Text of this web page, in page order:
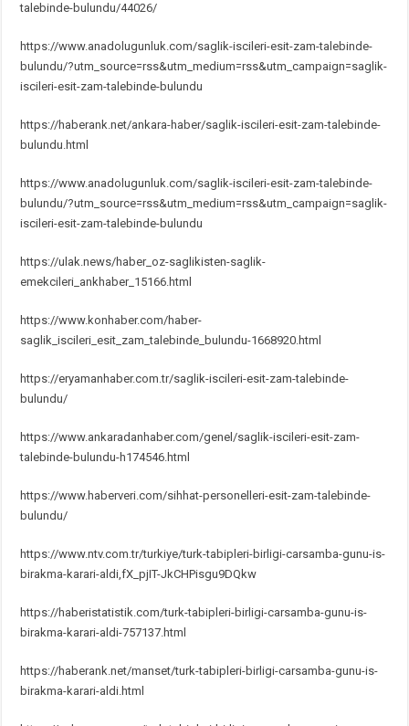
talebinde-bulundu/44026/
https://www.anadolugunluk.com/saglik-iscileri-esit-zam-talebinde-
bulundu/?utm_source=rss&utm_medium=rss&utm_campaign=saglik-
iscileri-esit-zam-talebinde-bulundu
https://haberank.net/ankara-haber/saglik-iscileri-esit-zam-talebinde-
bulundu.html
https://www.anadolugunluk.com/saglik-iscileri-esit-zam-talebinde-
bulundu/?utm_source=rss&utm_medium=rss&utm_campaign=saglik-
iscileri-esit-zam-talebinde-bulundu
https://ulak.news/haber_oz-saglikisten-saglik-
emekcileri_ankhaber_15166.html
https://www.konhaber.com/haber-
saglik_iscileri_esit_zam_talebinde_bulundu-1668920.html
https://eryamanhaber.com.tr/saglik-iscileri-esit-zam-talebinde-
bulundu/
https://www.ankaradanhaber.com/genel/saglik-iscileri-esit-zam-
talebinde-bulundu-h174546.html
https://www.haberveri.com/sihhat-personelleri-esit-zam-talebinde-
bulundu/
https://www.ntv.com.tr/turkiye/turk-tabipleri-birligi-carsamba-gunu-is-
birakma-karari-aldi,fX_pjIT-JkCHPisgu9DQkw
https://haberistatistik.com/turk-tabipleri-birligi-carsamba-gunu-is-
birakma-karari-aldi-757137.html
https://haberank.net/manset/turk-tabipleri-birligi-carsamba-gunu-is-
birakma-karari-aldi.html